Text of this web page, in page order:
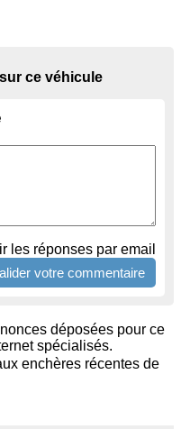
ce véhicule
les réponses par email
déposées pour ce
spécialisés.
enchères récentes de